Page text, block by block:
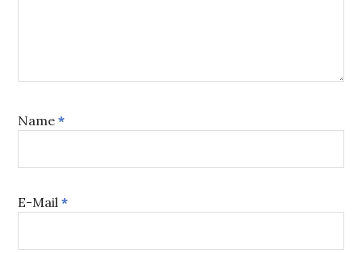
Name*
E-Mail*